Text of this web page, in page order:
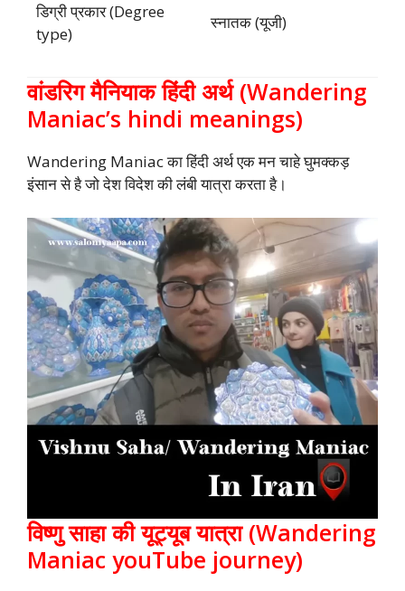
डिग्री प्रकार (Degree
type)
स्नातक (यूजी)
वांडरिग मैनियाक हिंदी अर्थ (Wandering
Maniac’s hindi meanings)
Wandering Maniac का हिंदी अर्थ एक मन चाहे घुमक्कड़
इंसान से है जो देश विदेश की लंबी यात्रा करता है।
विष्णु साहा की यूट्यूब यात्रा (Wandering
Maniac youTube journey)